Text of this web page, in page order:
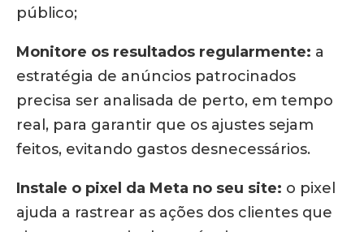
público;
Monitore os resultados regularmente: a
estratégia de anúncios patrocinados
precisa ser analisada de perto, em tempo
real, para garantir que os ajustes sejam
feitos, evitando gastos desnecessários.
Instale o pixel da Meta no seu site: o pixel
ajuda a rastrear as ações dos clientes que